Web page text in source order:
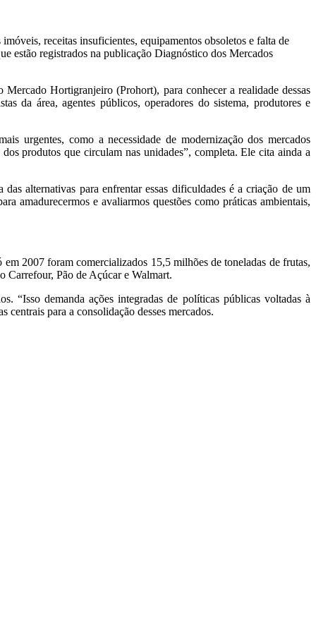
receitas insuficientes, equipamentos obsoletos e falta de
estão registrados na publicação Diagnóstico dos Mercados
Hortigranjeiro (Prohort), para conhecer a realidade dessas
da área, agentes públicos, operadores do sistema, produtores e
urgentes, como a necessidade de modernização dos mercados
produtos que circulam nas unidades”, completa. Ele cita ainda a
alternativas para enfrentar essas dificuldades é a criação de um
amadurecermos e avaliarmos questões como práticas ambientais,
2007 foram comercializados 15,5 milhões de toneladas de frutas,
Carrefour, Pão de Açúcar e Walmart.
“Isso demanda ações integradas de políticas públicas voltadas à
centrais para a consolidação desses mercados.